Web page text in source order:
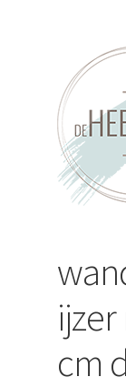
door
naar
navigatie
direct
naar
inhoud
cm